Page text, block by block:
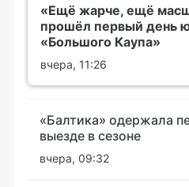
«Ещё жарче, ещё
прошёл первый день
«Большого Каупа»
вчера, 11:26
«Балтика» одержала
выезде в сезоне
вчера, 09:32